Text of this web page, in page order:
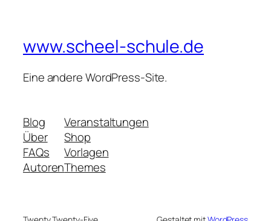
www.scheel-schule.de
Eine andere WordPress-Site.
Blog
Über
FAQs
Autoren
Veranstaltungen
Shop
Vorlagen
Themes